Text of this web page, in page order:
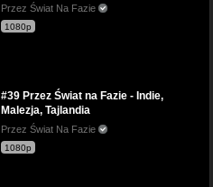
Przez Świat Na Fazie
1080p
#39 Przez Świat na Fazie - Indie,
Malezja, Tajlandia
Przez Świat Na Fazie
1080p